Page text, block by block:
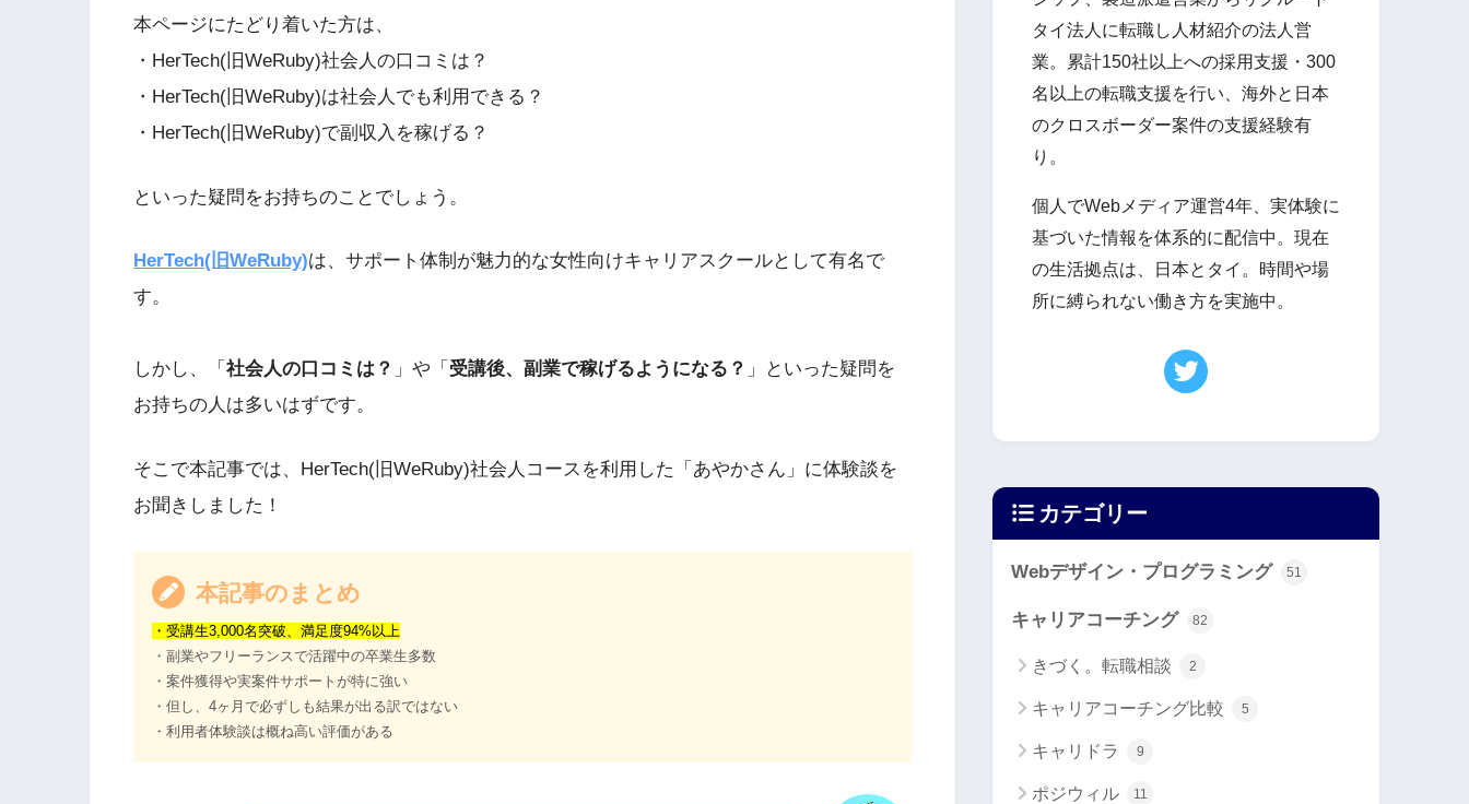
本ページにたどり着いた方は、
・HerTech(旧WeRuby)社会人の口コミは？
・HerTech(旧WeRuby)は社会人でも利用できる？
・HerTech(旧WeRuby)で副収入を稼げる？
といった疑問をお持ちのことでしょう。
HerTech(旧WeRuby)は、サポート体制が魅力的な女性向けキャリアスクールとして有名で
す。
しかし、「 社会人の口コミは？ 」や「 受講後、副業で稼げるようになる？ 」といった疑問を
お持ちの人は多いはずです。
そこで本記事では、HerTech(旧WeRuby)社会人コースを利用した「あやかさん」に体験談を
お聞きしました！
本記事のまとめ
・受講生3,000名突破、満足度94%以上
・副業やフリーランスで活躍中の卒業生多数
・案件獲得や実案件サポートが特に強い
・但し、4ヶ月で必ずしも結果が出る訳ではない
・利用者体験談は概ね高い評価がある
タイ法人に転職し人材紹介の法人営
業。累計150社以上への採用支援・300
名以上の転職支援を行い、海外と日本
のクロスボーダー案件の支援経験有
り。
個人でWebメディア運営4年、実体験に
基づいた情報を体系的に配信中。現在
の生活拠点は、日本とタイ。時間や場
所に縛られない働き方を実施中。
カテゴリー
Webデザイン・プログラミング 51
キャリアコーチング 82
きづく。転職相談 2
キャリアコーチング比較 5
キャリドラ 9
ポジウィル 11